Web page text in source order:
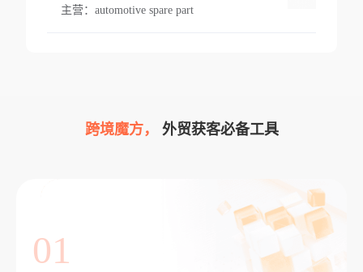
主营： automotive spare part
跨境魔方， 外贸获客必备工具
01